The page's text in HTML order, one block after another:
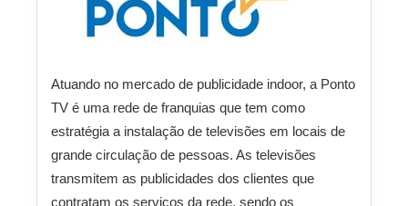
Atuando no mercado de publicidade indoor, a Ponto
TV é uma rede de franquias que tem como
estratégia a instalação de televisões em locais de
grande circulação de pessoas. As televisões
transmitem as publicidades dos clientes que
contratam os serviços da rede, sendo os